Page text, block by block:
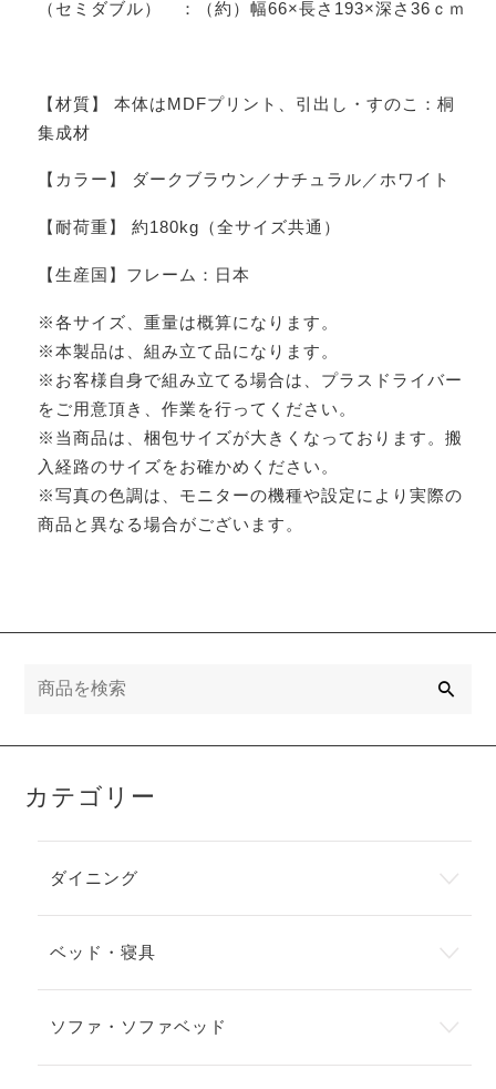
（セミダブル） ：（約）幅66×長さ193×深さ36ｃｍ
【材質】 本体はMDFプリント、引出し・すのこ：桐
集成材
【カラー】 ダークブラウン／ナチュラル／ホワイト
【耐荷重】 約180kg（全サイズ共通）
【生産国】フレーム：日本
※各サイズ、重量は概算になります。
※本製品は、組み立て品になります。
※お客様自身で組み立てる場合は、プラスドライバー
をご用意頂き、作業を行ってください。
※当商品は、梱包サイズが大きくなっております。搬
入経路のサイズをお確かめください。
※写真の色調は、モニターの機種や設定により実際の
商品と異なる場合がございます。
カテゴリー
ダイニング
ベッド・寝具
ソファ・ソファベッド